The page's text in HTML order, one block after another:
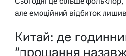
але емоційний відбиток
Китай: де
“прощання